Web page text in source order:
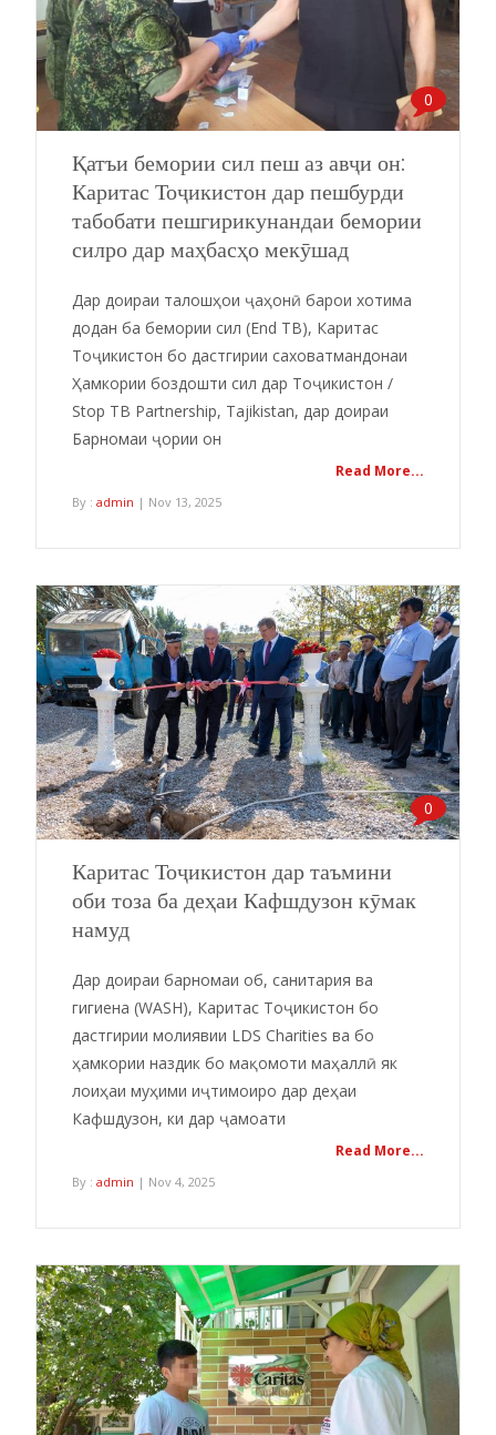
0
Қатъи бемории сил пеш аз авҷи он:
Каритас Тоҷикистон дар пешбурди
табобати пешгирикунандаи бемории
силро дар маҳбасҳо мекӯшад
Дар доираи талошҳои ҷаҳонӣ барои хотима
додан ба бемории сил (End TB), Каритас
Тоҷикистон бо дастгирии саховатмандонаи
Ҳамкории боздошти сил дар Тоҷикистон /
Stop TB Partnership, Tajikistan, дар доираи
Барномаи ҷории он
Read More...
By : admin | Nov 13, 2025
0
Каритас Тоҷикистон дар таъмини
оби тоза ба деҳаи Кафшдузон кӯмак
намуд
Дар доираи барномаи об, санитария ва
гигиена (WASH), Каритас Тоҷикистон бо
дастгирии молиявии LDS Charities ва бо
ҳамкории наздик бо мақомоти маҳаллӣ як
лоиҳаи муҳими иҷтимоиро дар деҳаи
Кафшдузон, ки дар ҷамоати
Read More...
By : admin | Nov 4, 2025